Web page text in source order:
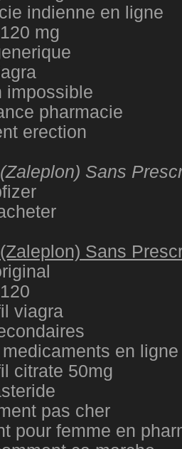
indienne en ligne
mg
impossible
pharmacie
erection
Sans
Sans
viagra
en
citrate 50mg
pas cher
pour femme en